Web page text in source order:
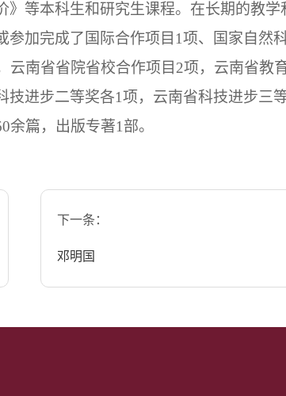
等本科生和研究生课程。在长期的教
参加完成了国际合作项目 1项、国家自然
云南省省院省校合作项目 2项，云南省教
技进步二等奖各1项，云南省科技进步三
余篇，出版专著1 部。
下一条：
邓明国